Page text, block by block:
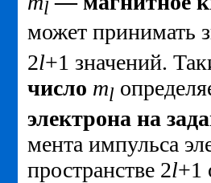
l
может принимать
2l+1 значений.
число ml
электрона на
мента импульса
пространстве 2l+1